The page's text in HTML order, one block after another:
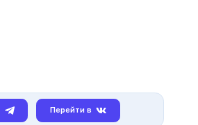
Перейти в